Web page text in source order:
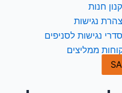
חנות
נגישות
נגישות לסניפים
ממליצים